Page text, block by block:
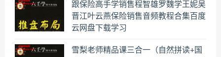
跟保险高手学销售程智雄罗魏学王妮吴
晋江叶云燕保险销售音频教程合集百度
云网盘下载学习
雪梨老师精品课三合一（自然拼读+国